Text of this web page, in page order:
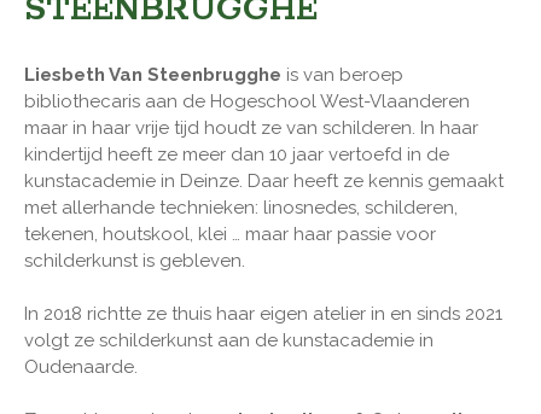
STEENBRUGGHE
Liesbeth Van Steenbrugghe is van beroep
bibliothecaris aan de Hogeschool West-Vlaanderen
maar in haar vrije tijd houdt ze van schilderen. In haar
kindertijd heeft ze meer dan 10 jaar vertoefd in de
kunstacademie in Deinze. Daar heeft ze kennis gemaakt
met allerhande technieken: linosnedes, schilderen,
tekenen, houtskool, klei … maar haar passie voor
schilderkunst is gebleven.
In 2018 richtte ze thuis haar eigen atelier in en sinds 2021
volgt ze schilderkunst aan de kunstacademie in
Oudenaarde.